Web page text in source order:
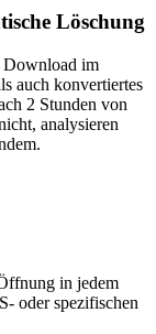
Löschung
im
auch konvertiertes
2 Stunden von
analysieren
in jedem
oder spezifischen